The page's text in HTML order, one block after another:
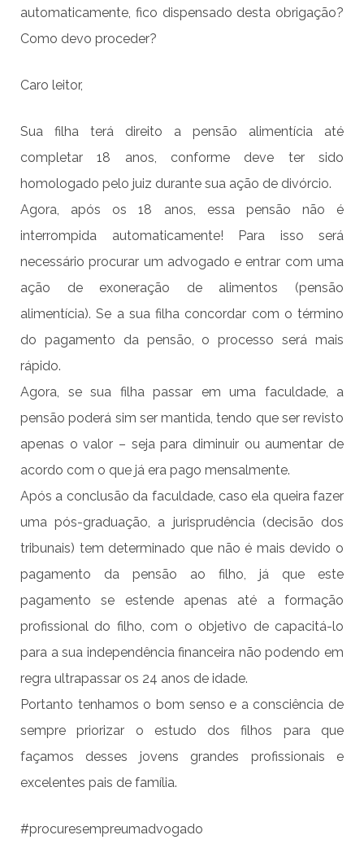
automaticamente, fico dispensado desta obrigação?
Como devo proceder?
Caro leitor,
Sua filha terá direito a pensão alimentícia até
completar 18 anos, conforme deve ter sido
homologado pelo juiz durante sua ação de divórcio.
Agora, após os 18 anos, essa pensão não é
interrompida automaticamente! Para isso será
necessário procurar um advogado e entrar com uma
ação de exoneração de alimentos (pensão
alimentícia). Se a sua filha concordar com o término
do pagamento da pensão, o processo será mais
rápido.
Agora, se sua filha passar em uma faculdade, a
pensão poderá sim ser mantida, tendo que ser revisto
apenas o valor – seja para diminuir ou aumentar de
acordo com o que já era pago mensalmente.
Após a conclusão da faculdade, caso ela queira fazer
uma pós-graduação, a jurisprudência (decisão dos
tribunais) tem determinado que não é mais devido o
pagamento da pensão ao filho, já que este
pagamento se estende apenas até a formação
profissional do filho, com o objetivo de capacitá-lo
para a sua independência financeira não podendo em
regra ultrapassar os 24 anos de idade.
Portanto tenhamos o bom senso e a consciência de
sempre priorizar o estudo dos filhos para que
façamos desses jovens grandes profissionais e
excelentes pais de família.
#procuresempreumadvogado